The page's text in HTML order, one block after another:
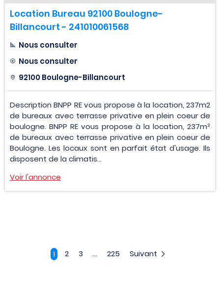
Location Bureau 92100 Boulogne-
Billancourt - 241010061568
Nous consulter
Nous consulter
92100 Boulogne-Billancourt
Description BNPP RE vous propose à la location, 237m2
de bureaux avec terrasse privative en plein coeur de
boulogne. BNPP RE vous propose à la location, 237m²
de bureaux avec terrasse privative en plein coeur de
Boulogne. Les locaux sont en parfait état d'usage. Ils
disposent de la climatis...
Voir l'annonce
1 2 3 ... 225 Suivant